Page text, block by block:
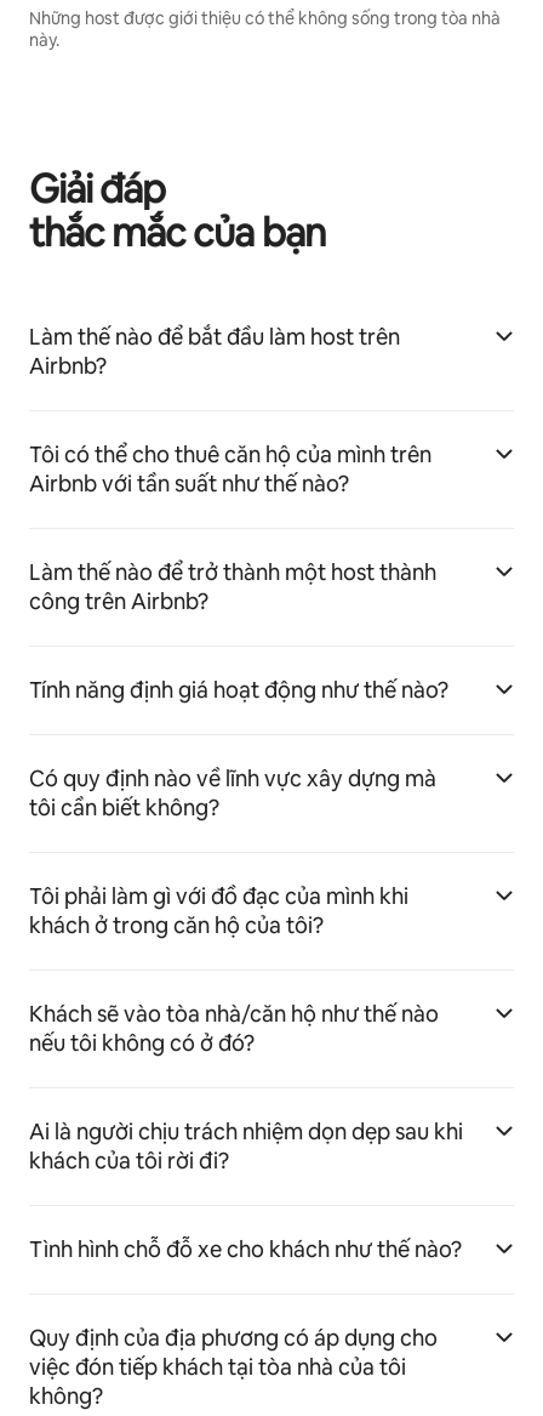
Những host được giới thiệu có thể không sống trong tòa nhà
này.
Giải đáp
thắc mắc của bạn
Làm thế nào để bắt đầu làm host trên
Airbnb?
Tôi có thể cho thuê căn hộ của mình trên
Airbnb với tần suất như thế nào?
Làm thế nào để trở thành một host thành
công trên Airbnb?
Tính năng định giá hoạt động như thế nào?
Có quy định nào về lĩnh vực xây dựng mà
tôi cần biết không?
Tôi phải làm gì với đồ đạc của mình khi
khách ở trong căn hộ của tôi?
Khách sẽ vào tòa nhà/căn hộ như thế nào
nếu tôi không có ở đó?
Ai là người chịu trách nhiệm dọn dẹp sau khi
khách của tôi rời đi?
Tình hình chỗ đỗ xe cho khách như thế nào?
Quy định của địa phương có áp dụng cho
việc đón tiếp khách tại tòa nhà của tôi
không?